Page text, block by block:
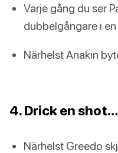
Varje gång du ser
dubbelgångare i
Närhelst Anakin
4. Drick en shot…
Närhelst Greedo